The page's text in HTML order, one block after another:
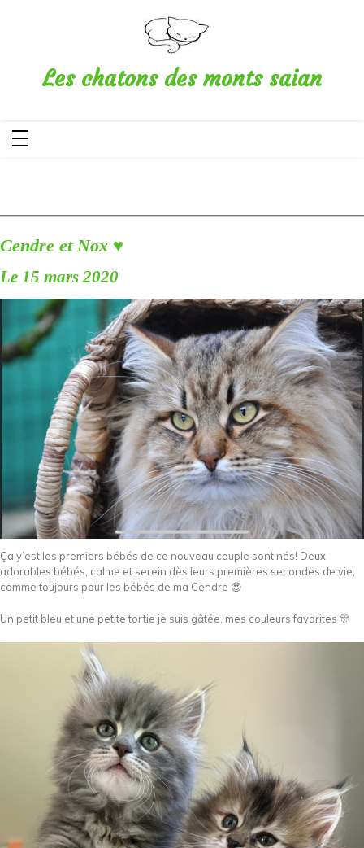
Les chatons des monts saian
Cendre et Nox ♥️
Le 15 mars 2020
Ça y’est les premiers bébés de ce nouveau couple sont nés! Deux
adorables bébés, calme et serein dès leurs premières secondes de vie,
comme toujours pour les bébés de ma Cendre 😍
Un petit bleu et une petite tortie je suis gâtée, mes couleurs favorites 🎊